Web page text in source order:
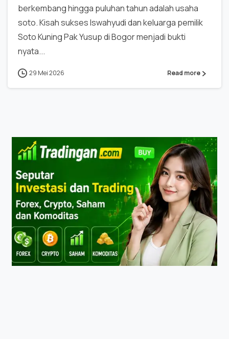
berkembang hingga puluhan tahun adalah usaha
soto. Kisah sukses Iswahyudi dan keluarga pemilik
Soto Kuning Pak Yusup di Bogor menjadi bukti
nyata...
29 Mei 2026 Read more